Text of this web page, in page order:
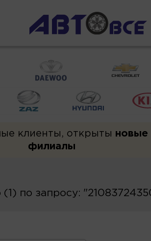
клиенты, открыты новые
филиалы
(1) по запросу: